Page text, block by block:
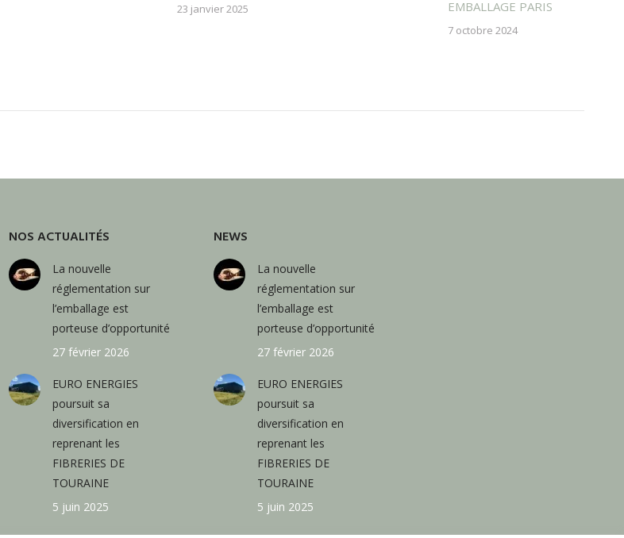
23 janvier 2025
EMBALLAGE PARIS
7 octobre 2024
NOS ACTUALITÉS
La nouvelle
réglementation sur
l’emballage est
porteuse d’opportunité
27 février 2026
EURO ENERGIES
poursuit sa
diversification en
reprenant les
FIBRERIES DE
TOURAINE
5 juin 2025
NEWS
La nouvelle
réglementation sur
l’emballage est
porteuse d’opportunité
27 février 2026
EURO ENERGIES
poursuit sa
diversification en
reprenant les
FIBRERIES DE
TOURAINE
5 juin 2025